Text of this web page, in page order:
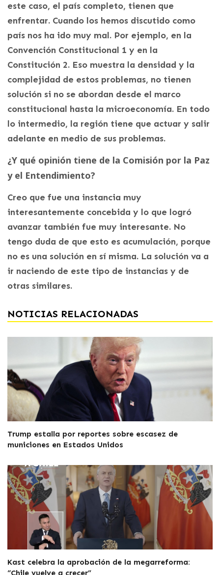
este caso, el país completo, tienen que
enfrentar. Cuando los hemos discutido como
país nos ha ido muy mal. Por ejemplo, en la
Convención Constitucional 1 y en la
Constitución 2. Eso muestra la densidad y la
complejidad de estos problemas, no tienen
solución si no se abordan desde el marco
constitucional hasta la microeconomía. En todo
lo intermedio, la región tiene que actuar y salir
adelante en medio de sus problemas.
¿Y qué opinión tiene de la Comisión por la Paz
y el Entendimiento?
Creo que fue una instancia muy
interesantemente concebida y lo que logró
avanzar también fue muy interesante. No
tengo duda de que esto es acumulación, porque
no es una solución en sí misma. La solución va a
ir naciendo de este tipo de instancias y de
otras similares.
NOTICIAS RELACIONADAS
Trump estalla por reportes sobre escasez de
municiones en Estados Unidos
Kast celebra la aprobación de la megarreforma:
“Chile vuelve a crecer”